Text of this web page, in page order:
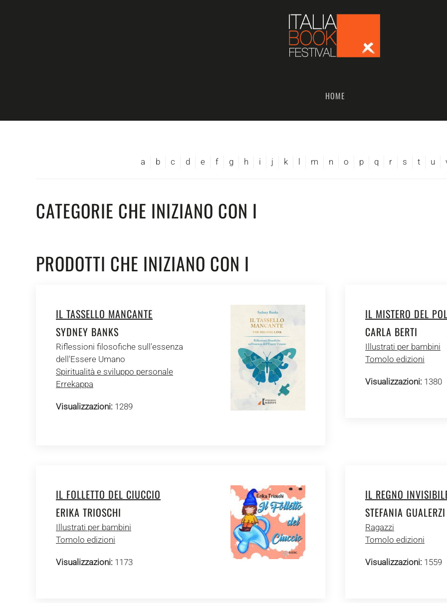
HOME
a b c d e f g h i j k m n o p q r s t u
CATEGORIE CHE INIZIANO CON I
PRODOTTI CHE INIZIANO CON I
IL TASSELLO MANCANTE
SYDNEY BANKS
Riflessioni filosofiche sull'essenza
dell'Essere Umano
Spiritualità e sviluppo personale
Errekappa
Visualizzazioni: 1289
IL MISTERO DEL
CARLA BERTI
Illustrati per bambini
Tomolo edizioni
Visualizzazioni: 1380
IL FOLLETTO DEL CIUCCIO
ERIKA TRIOSCHI
Illustrati per bambini
Tomolo edizioni
Visualizzazioni: 1173
IL REGNO
STEFANIA GUALERZI
Ragazzi
Tomolo edizioni
Visualizzazioni: 1559